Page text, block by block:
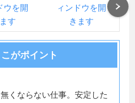
がポイント
くならない仕事。安定した